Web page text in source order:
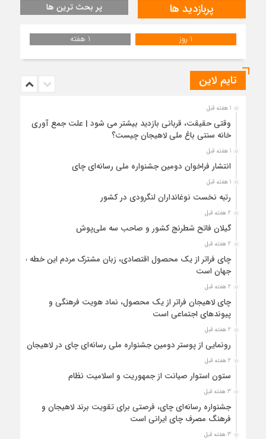
پربازدید ها پر بحث ترین ها
1 روز 1 هفته
تایم لاین
1 هفته قبل
وقتی حقیقت، قربانی بازدید بیشتر می شود | علت جمع آوری
خانه سنتی باغ ملی لاهیجان چیست؟
1 هفته قبل
انتشار فراخوان دومین جشنواره ملی رسانه‌ای چای
1 هفته قبل
رتبه نخست نوغانداران لنگرودی در کشور
2 هفته قبل
گیلان فاتح شطرنج کشور و صاحب سه ملی‌پوش
2 هفته قبل
چای فراتر از یک محصول اقتصادی، زبان مشترک مردم این خطه با
جهان است
2 هفته قبل
چای لاهیجان فراتر از یک محصول، نماد هویت فرهنگی و
پیوندهای اجتماعی است
2 هفته قبل
رونمایی از پوستر دومین جشنواره ملی رسانه‌ای چای در لاهیجان
2 هفته قبل
ستون استوار صیانت از جمهوریت و اسلامیت نظام
3 هفته قبل
جشنواره رسانه‌ای چای، فرصتی برای تقویت برند لاهیجان و
فرهنگ مصرف چای ایرانی است
3 هفته قبل